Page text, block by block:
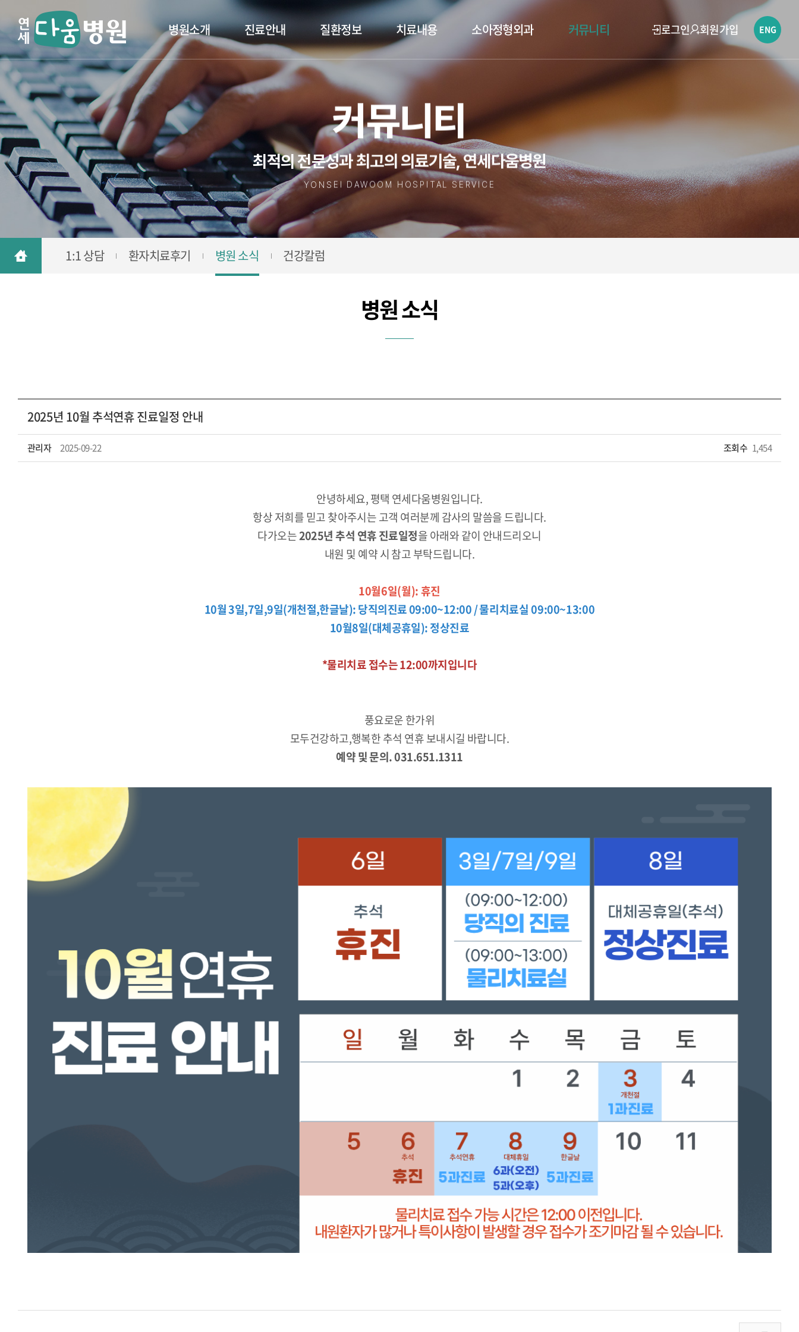
병원소개 진료안내 질환정보 치료내용 소아정형외과 커뮤니티 로그인 회원가입 ENG
커뮤니티
최적의 전문성과 최고의 의료기술, 연세다움병원
YONSEI DAWOOM HOSPITAL SERVICE
1:1 상담 환자치료후기 병원 소식 건강칼럼
병원 소식
2025년 10월 추석연휴 진료일정 안내
관리자 2025-09-22 조회수 1,454
안녕하세요, 평택 연세다움병원입니다.
항상 저희를 믿고 찾아주시는 고객 여러분께 감사의 말씀을 드립니다.
다가오는2025년 추석 연휴 진료일정을 아래와 같이 안내드리오니
내원 및 예약 시 참고 부탁드립니다.
10월6일(월): 휴진
10월 3일,7일,9일(개천절,한글날): 당직의진료 09:00~12:00 /물리치료실 09:00~13:00
10월8일(대체공휴일): 정상진료
*물리치료 접수는 12:00까지입니다
풍요로운 한가위
모두건강하고,행복한 추석 연휴 보내시길 바랍니다.
예약 및 문의. 031.651.1311